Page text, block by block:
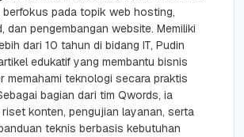
pada topik web hosting,
dan pengembangan website. Memiliki
dari 10 tahun di bidang IT, Pudin
edukatif yang membantu bisnis
memahami teknologi secara praktis
bagian dari tim Qwords, ia
konten, pengujian layanan, serta
teknis berbasis kebutuhan